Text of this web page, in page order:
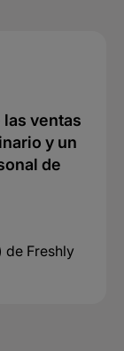
las ventas
y un
de
de Freshly